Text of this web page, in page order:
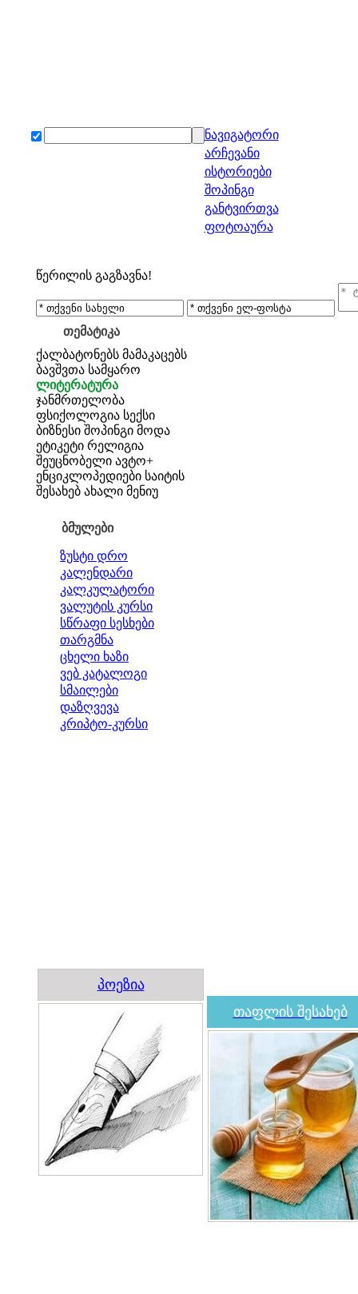
ნავიგატორი
არჩევანი
ისტორიები
შოპინგი
განტვირთვა
ფოტოაურა
წერილის გაგზავნა!
თემატიკა
ქალბატონებს მამაკაცებს
ბავშვთა სამყარო
ლიტერატურა
ჯანმრთელობა
ფსიქოლოგია სექსი
ბიზნესი შოპინგი მოდა
ეტიკეტი რელიგია
შეუცნობელი ავტო+
ენციკლოპედიები საიტის
შესახებ ახალი მენიუ
ბმულები
ზუსტი დრო
კალენდარი
კალკულატორი
ვალუტის კურსი
სწრაფი სესხები
თარგმნა
ცხელი ხაზი
ვებ კატალოგი
სმაილები
დაზღვევა
კრიპტო-კურსი
პოეზია
თაფლის შესახებ